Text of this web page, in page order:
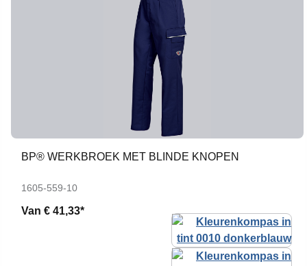
BP® WERKBROEK MET BLINDE KNOPEN
1605-559-10
Van € 41,33*